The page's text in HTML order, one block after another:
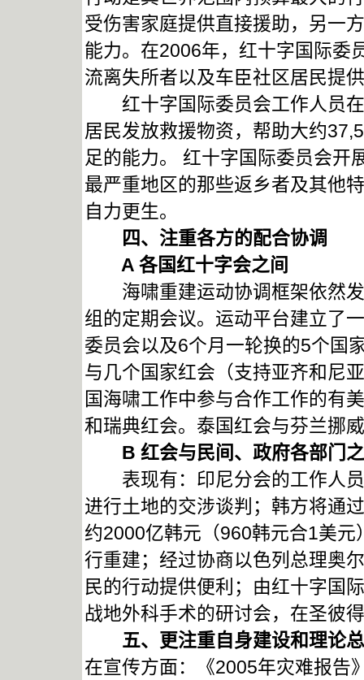
受伤害家庭提供直接援助，另一
能力。在2006年，红十字国际委
流离失所者以及车臣社区居民提
红十字国际委员会工作人员在
居民发放救援物资，帮助大约
足的能力。 红十字国际委员会开
最严重地区的那些返乡者及其他
自力更生。
四、注重各方的配合协调
A 各国红十字会之间
海啸重建运动协调框架依然发
组的定期会议。运动平台建立了
委员会以及6个月一轮换的5个国
与几个国家红会（支持亚齐和尼
国海啸工作中参与合作工作的有
和瑞典红会。泰国红会与芬兰挪
B 红会与民间、政府各部门
表现有：印尼分会的工作人员
进行土地的交涉谈判；韩方将通
约2000亿韩元（960韩元合1美
行重建；经过协商以色列总理奥
民的行动提供便利；由红十字国
战地外科手术的研讨会，在圣彼
五、更注重自身建设和理论
在宣传方面：《2005年灾难报告